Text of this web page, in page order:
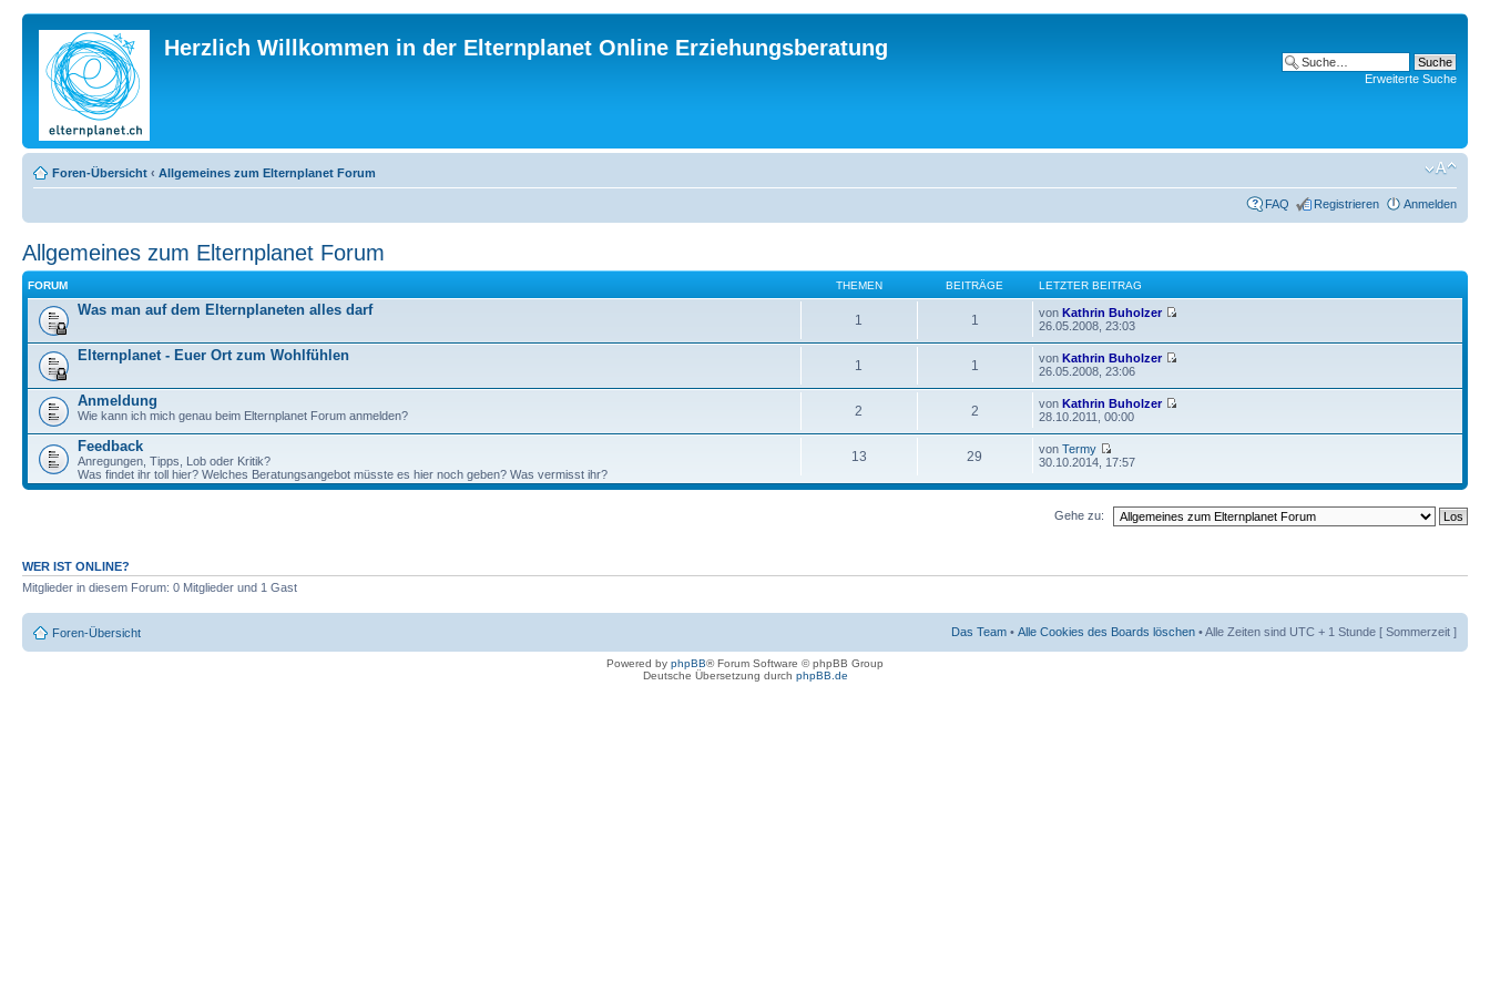
Herzlich Willkommen in der Elternplanet Online Erziehungsberatung
Erweiterte Suche
Foren-Übersicht ‹ Allgemeines zum Elternplanet Forum
FAQ Registrieren Anmelden
Allgemeines zum Elternplanet Forum
FORUM THEMEN BEITRÄGE LETZTER BEITRAG
Was man auf dem Elternplaneten alles darf
1 1 vonKathrin Buholzer
26.05.2008, 23:03
Elternplanet - Euer Ort zum Wohlfühlen
1 1 vonKathrin Buholzer
26.05.2008, 23:06
Anmeldung
Wie kann ich mich genau beim Elternplanet Forum anmelden? 2 2 vonKathrin Buholzer
28.10.2011, 00:00
Feedback
Anregungen, Tipps, Lob oder Kritik?
Was findet ihr toll hier? Welches Beratungsangebot müsste es hier noch geben? Was vermisst ihr?
13 29 vonTermy
30.10.2014, 17:57
Gehe zu:
WER IST ONLINE?
Mitglieder in diesem Forum: 0 Mitglieder und 1 Gast
Foren-Übersicht Das Team • Alle Cookies des Boards löschen • Alle Zeiten sind UTC + 1 Stunde [ Sommerzeit ]
Powered by phpBB® Forum Software © phpBB Group
Deutsche Übersetzung durch phpBB.de